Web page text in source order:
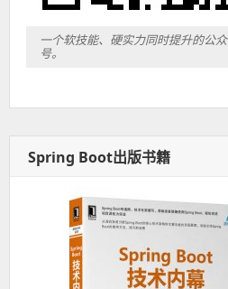
一个软技能、硬实力同时提升的公众
号。
Spring Boot出版书籍